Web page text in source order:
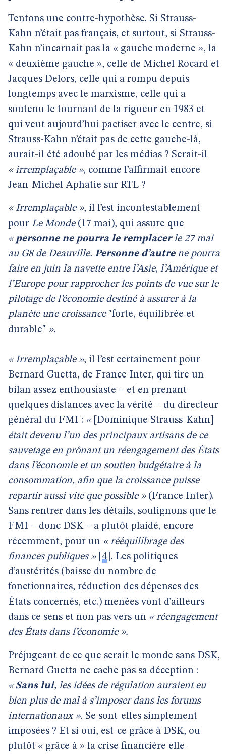
Tentons une contre-hypothèse. Si Strauss-
Kahn n’était pas français, et surtout, si Strauss-
Kahn n’incarnait pas la « gauche moderne », la
« deuxième gauche », celle de Michel Rocard et
Jacques Delors, celle qui a rompu depuis
longtemps avec le marxisme, celle qui a
soutenu le tournant de la rigueur en 1983 et
qui veut aujourd’hui pactiser avec le centre, si
Strauss-Kahn n’était pas de cette gauche-là,
aurait-il été adoubé par les médias ? Serait-il
« irremplaçable », comme l’affirmait encore
Jean-Michel Aphatie sur RTL ?
« Irremplaçable », il l’est incontestablement
pour Le Monde(17 mai), qui assure que
« personne ne pourra le remplacerle 27 mai
au G8 de Deauville. Personne d’autrene pourra
faire en juin la navette entre l’Asie, l’Amérique et
l’Europe pour rapprocher les points de vue sur le
pilotage de l’économie destiné à assurer à la
planète une croissance "forte, équilibrée et
durable" ».
« Irremplaçable », il l’est certainement pour
Bernard Guetta, de France Inter, qui tire un
bilan assez enthousiaste – et en prenant
quelques distances avec la vérité – du directeur
général du FMI : « [Dominique Strauss-Kahn]
était devenu l’un des principaux artisans de ce
sauvetage en prônant un réengagement des États
dans l’économie et un soutien budgétaire à la
consommation, afin que la croissance puisse
repartir aussi vite que possible »(France Inter).
Sans rentrer dans les détails, soulignons que le
FMI – donc DSK – a plutôt plaidé, encore
récemment, pour un « rééquilibrage des
finances publiques »[ 4 . Les politiques
d’austérités (baisse du nombre de
fonctionnaires, réduction des dépenses des
États concernés, etc.) menées vont d’ailleurs
dans ce sens et non pas vers un « réengagement
des États dans l’économie ».
Préjugeant de ce que serait le monde sans DSK,
Bernard Guetta ne cache pas sa déception :
« Sans lui, les idées de régulation auraient eu
bien plus de mal à s’imposer dans les forums
internationaux ». Se sont-elles simplement
imposées ? Et si oui, est-ce grâce à DSK, ou
plutôt « grâce à » la crise financière elle-